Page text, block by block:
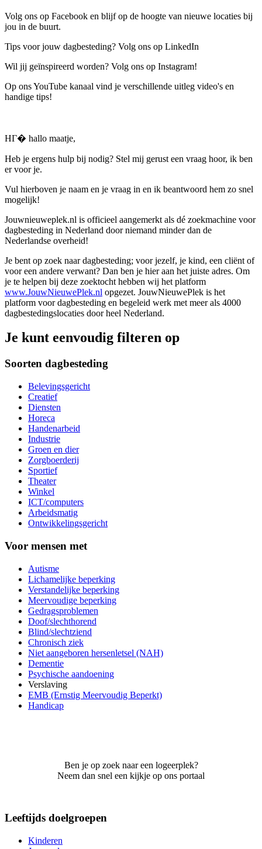
Volg ons op Facebook en blijf op de hoogte van nieuwe locaties bij
jou in de buurt.
Tips voor jouw dagbesteding? Volg ons op LinkedIn
Wil jij geïnspireerd worden? Volg ons op Instagram!
Op ons YouTube kanaal vind je verschillende uitleg video's en
handige tips!
HГ� hallo maatje,
Heb je ergens hulp bij nodig? Stel mij gerust een vraag hoor, ik ben
er voor je.
Vul hierboven je naam en je vraag in en ik beantwoord hem zo snel
mogelijk!
Jouwnieuweplek.nl is officieel aangemerkt als dé zoekmachine voor
dagbesteding in Nederland door niemand minder dan de
Nederlandse overheid!
Je bent op zoek naar dagbesteding; voor jezelf, je kind, een cliënt of
voor een andere verwant? Dan ben je hier aan het juiste adres. Om
je te helpen bij deze zoektocht hebben wij het platform
www.JouwNieuwePlek.nl opgezet. JouwNieuwePlek is het
platform voor dagbesteding en begeleid werk met meer als 4000
dagbestedingslocaties door heel Nederland.
Je kunt eenvoudig filteren op
Soorten dagbesteding
Belevingsgericht
Creatief
Diensten
Horeca
Handenarbeid
Industrie
Groen en dier
Zorgboerderij
Sportief
Theater
Winkel
ICT/computers
Arbeidsmatig
Ontwikkelingsgericht
Voor mensen met
Autisme
Lichamelijke beperking
Verstandelijke beperking
Meervoudige beperking
Gedragsproblemen
Doof/slechthorend
Blind/slechtziend
Chronisch ziek
Niet aangeboren hersenletsel (NAH)
Dementie
Psychische aandoening
Verslaving
EMB (Ernstig Meervoudig Beperkt)
Handicap
Ben je op zoek naar een logeerplek?
Neem dan snel een kijkje op ons portaal
Leeftijds doelgroepen
Kinderen